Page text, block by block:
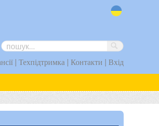
| Техпідтримка | Контакти | Вхід